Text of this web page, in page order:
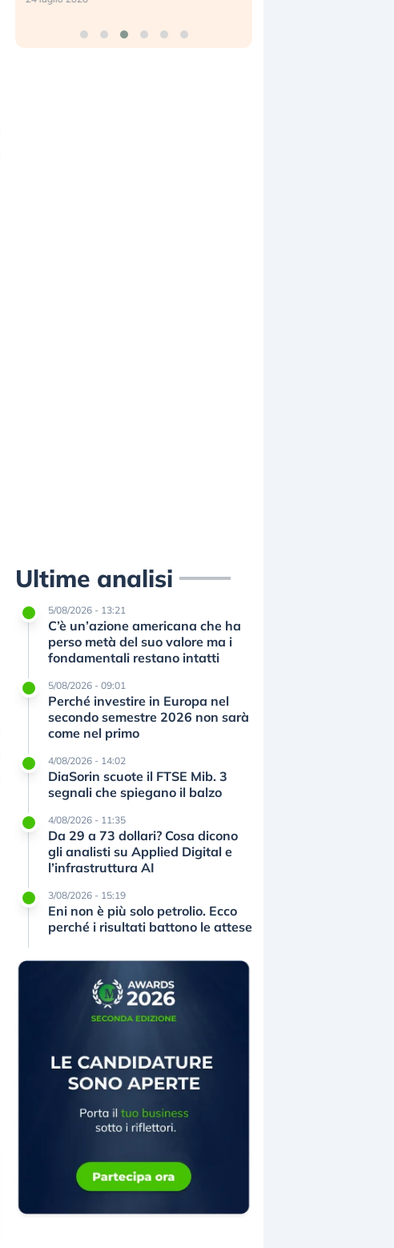
Ultime analisi
5/08/2026 - 13:21
C’è un’azione americana che ha
perso metà del suo valore ma i
fondamentali restano intatti
5/08/2026 - 09:01
Perché investire in Europa nel
secondo semestre 2026 non sarà
come nel primo
4/08/2026 - 14:02
DiaSorin scuote il FTSE Mib. 3
segnali che spiegano il balzo
4/08/2026 - 11:35
Da 29 a 73 dollari? Cosa dicono
gli analisti su Applied Digital e
l’infrastruttura AI
3/08/2026 - 15:19
Eni non è più solo petrolio. Ecco
perché i risultati battono le attese